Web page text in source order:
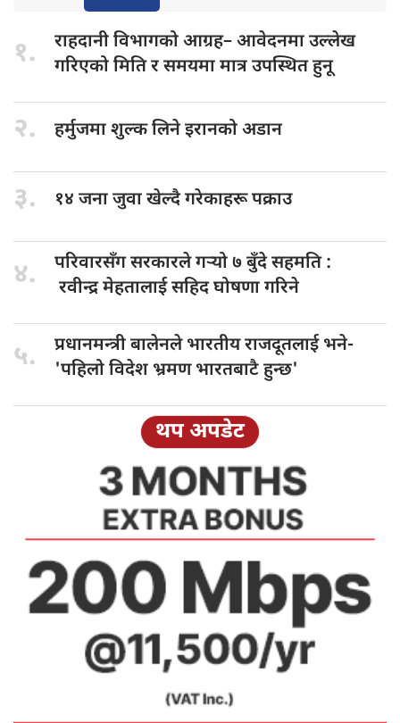
१. राहदानी विभागकोआग्रह– आवेदनमा उल्लेख
गरिएको मिति र समयमा मात्र उपस्थित हुनू
२. हर्मुजमा शुल्कलिने इरानको अडान
३. १४ जनाजुवा खेल्दै गरेकाहरू पक्राउ
४. परिवारसँग सरकारलेगर्‍यो ७ बुँदे सहमति :
रवीन्द्र मेहतालाई सहिद घोषणा गरिने
५. प्रधानमन्त्री बालेनलेभारतीय राजदूतलाई भने-
'पहिलो विदेश भ्रमण भारतबाटै हुन्छ'
थप अपडेट